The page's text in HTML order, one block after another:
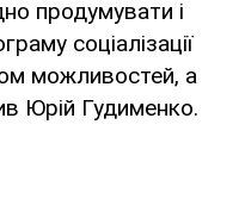
продумувати і
соціалізації
можливостей, а
Юрій Гудименко.